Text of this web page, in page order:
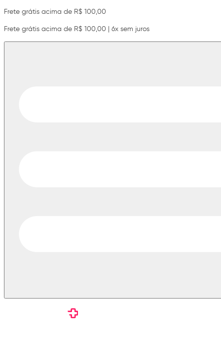
Frete grátis acima de R$ 100,00
Frete grátis acima de R$ 100,00 | 6x sem juros